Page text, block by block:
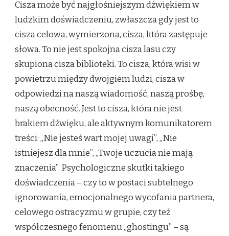
BOLI:
PSYCHOLOGICZNE
SKUTKI
IGNOROWANIA
ODRZUCENIA
Cisza może być najgłośniejszym dźwiękiem w
ludzkim doświadczeniu, zwłaszcza gdy jest to
cisza celowa, wymierzona, cisza, która zastępuje
słowa. To nie jest spokojna cisza lasu czy
skupiona cisza biblioteki. To cisza, która wisi w
powietrzu między dwojgiem ludzi, cisza w
odpowiedzi na naszą wiadomość, naszą prośbę,
naszą obecność. Jest to cisza, która nie jest
brakiem dźwięku, ale aktywnym komunikatorem
treści: „Nie jesteś wart mojej uwagi”, „Nie
istniejesz dla mnie”, „Twoje uczucia nie mają
znaczenia”. Psychologiczne skutki takiego
doświadczenia – czy to w postaci subtelnego
ignorowania, emocjonalnego wycofania partnera,
celowego ostracyzmu w grupie, czy też
współczesnego fenomenu „ghostingu” – są